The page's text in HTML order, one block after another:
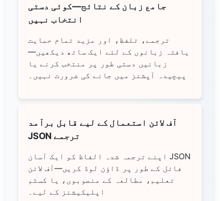
جامع زبان کے نتائج—کوئی دستی
انتخاب نہیں
ترجمے، تلفظ، اور مزید تمام حمایت
یافتہ زبانوں کے لئے ایک ساتھ دیکھیں—
زبانیں دستی طور پر منتخب کرنے یا
پیچیدہ آپشنز میں جانے کی ضرورت نہیں۔
آف لائن استعمال کے لیے قابل برآمد
JSON ترجمے
اپنے ترجمہ شدہ الفاظ کو ایک آسان JSON
فائل کے طور پر ڈاؤن لوڈ کریں—آف لائن
تعلیم، مطالعہ کے منصوبوں، یا کسٹم
اپلیکیشنز کے لیے۔